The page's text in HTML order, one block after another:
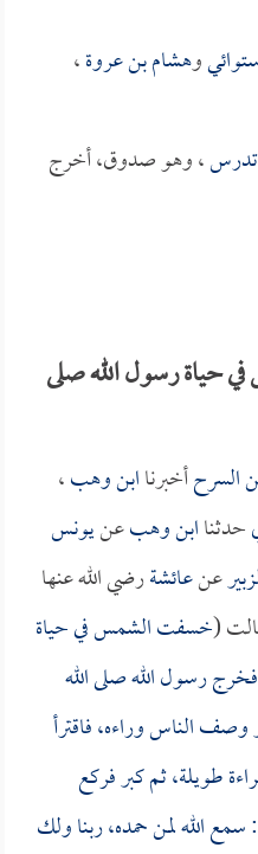
وهشام بن عروة،
، وهو صدوق، أخرج
رسول الله صلى
السرحأخبرناابن وهب،
حدثناابن وهبعنيونس
عنعائشةرضي الله عنها
(خسفت الشمس في حياة
رسول الله صلى الله
وصف الناس وراءه، فاقترأ
طويلة، ثم كبر فركع
الله لمن حمده، ربنا ولك